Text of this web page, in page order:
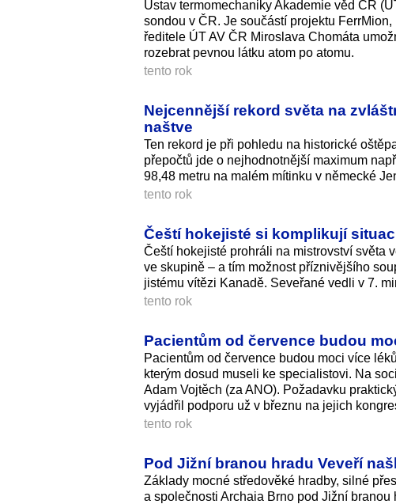
Ústav termomechaniky Akademie věd ČR
sondou v ČR. Je součástí projektu
ředitele ÚT AV ČR Miroslava Chomáta
rozebrat pevnou látku atom po atomu.
tento rok
Nejcennější rekord světa na
naštve
Ten rekord je při pohledu na historické
přepočtů jde o nejhodnotnější maximum
98,48 metru na malém mítinku v německé
tento rok
Čeští hokejisté si komplikují
Čeští hokejisté prohráli na mistrovství světa
ve skupině – a tím možnost příznivějšího
jistému vítězi Kanadě. Seveřané vedli v 7.
tento rok
Pacientům od července budou
Pacientům od července budou moci více
kterým dosud museli ke specialistovi. Na
Adam Vojtěch (za ANO). Požadavku
vyjádřil podporu už v březnu na jejich
tento rok
Pod Jižní branou hradu Veveří
Základy mocné středověké hradby, silné
a společnosti Archaia Brno pod Jižní